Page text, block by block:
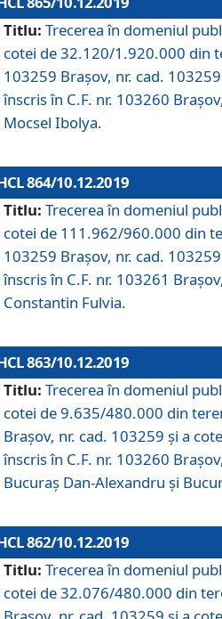
Titlu: Trecerea în domeniul
cotei de 32.120/1.920.000 din
103259 Brașov, nr. cad.
înscris în C.F. nr. 103260
Mocsel Ibolya.
864/10.12.2019
Titlu: Trecerea în domeniul
cotei de 111.962/960.000 din
103259 Brașov, nr. cad.
înscris în C.F. nr. 103261
Constantin Fulvia.
863/10.12.2019
Titlu: Trecerea în domeniul
cotei de 9.635/480.000 din
Brașov, nr. cad. 103259 și a
înscris în C.F. nr. 103260
Bucuraș Dan-Alexandru și
862/10.12.2019
Titlu: Trecerea în domeniul
cotei de 32.076/480.000 din